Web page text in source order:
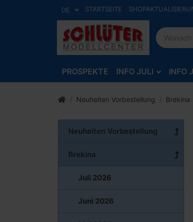
DE STARTSEITE
PROSPEKTE INFO JULI INFO
Neuheiten Vorbestellung Brekina
Neuheiten Vorbestellung
Brekina
Juli 2026
Juni 2026